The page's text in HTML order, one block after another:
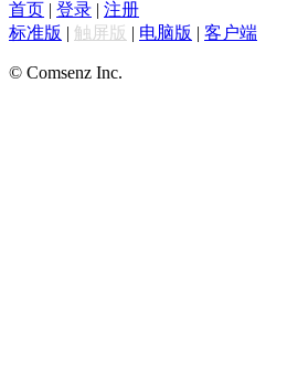
首页 | 登录 | 注册
标准版 | 触屏版 | 电脑版 | 客户端
© Comsenz Inc.